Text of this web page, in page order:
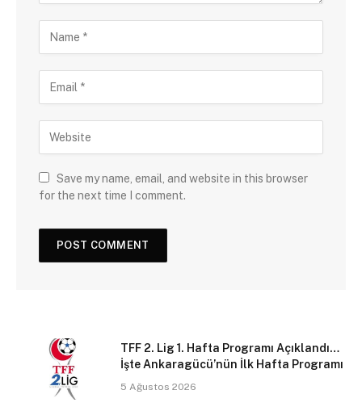
Save my name, email, and website in this browser
for the next time I comment.
TFF 2. Lig 1. Hafta Programı Açıklandı…
İşte Ankaragücü’nün İlk Hafta Programı
5 Ağustos 2026